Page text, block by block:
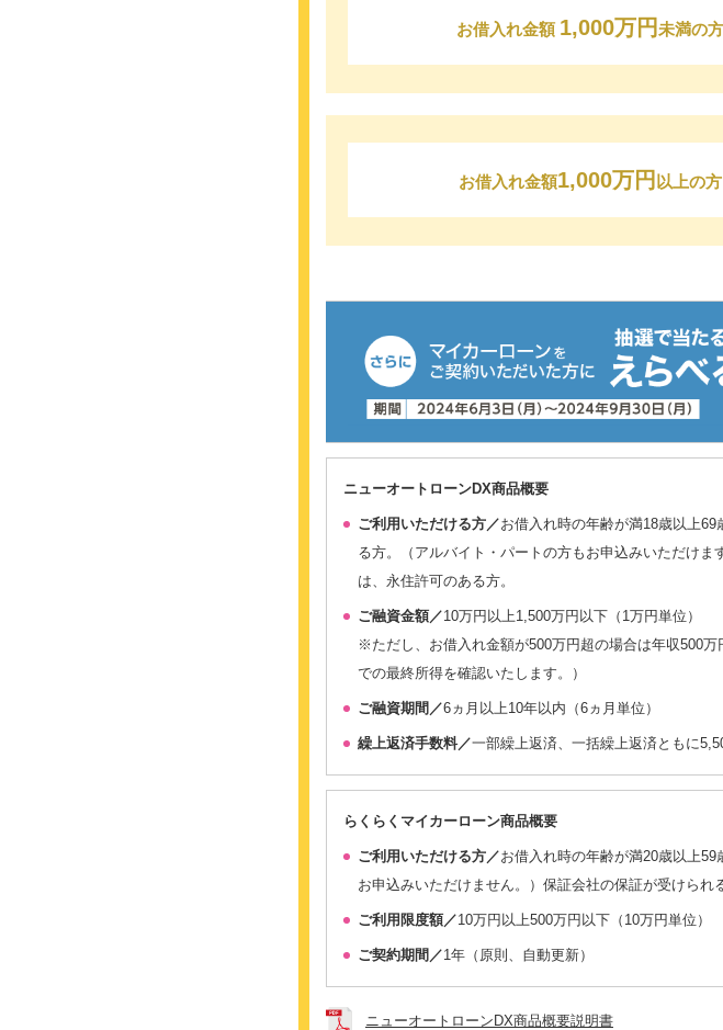
お借入れ金額 1,000万円未満の方
お借入れ金額1,000万円 以上の方
ニューオートローンDX商品概要
ご利用いただける方／お借入れ時の年齢が満18歳以上
る方。（アルバイト・パートの方もお申込みいただけ
は、永住許可のある方。
ご融資金額／10万円以上1,500万円以下（1万円単位）
※ただし、お借入れ金額が500万円超の場合は年収500
での最終所得を確認いたします。）
ご融資期間／6ヵ月以上10年以内（6ヵ月単位）
繰上返済手数料／一部繰上返済、一括繰上返済ともに
らくらくマイカーローン商品概要
ご利用いただける方／お借入れ時の年齢が満20歳以上
お申込みいただけません。）保証会社の保証が受けられ
ご利用限度額／10万円以上500万円以下（10万円単位）
ご契約期間／1年（原則、自動更新）
ニューオートローンDX商品概要説明書